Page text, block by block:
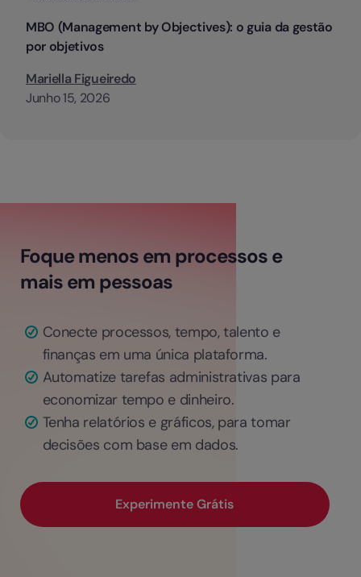
MBO (Management by Objectives): o guia da gestão
por objetivos
Mariella Figueiredo
Junho 15, 2026
Foque menos em processos e
mais em pessoas
Conecte processos, tempo, talento e
finanças em uma única plataforma.
Automatize tarefas administrativas para
economizar tempo e dinheiro.
Tenha relatórios e gráficos, para tomar
decisões com base em dados.
Experimente Grátis